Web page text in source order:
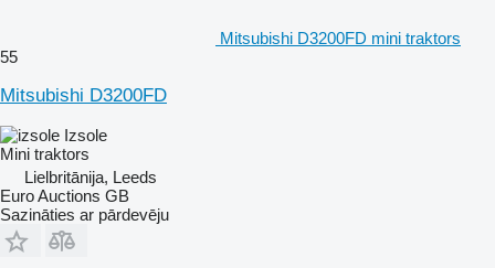
Mitsubishi D3200FD mini traktors
55
Mitsubishi D3200FD
Izsole
Mini traktors
Lielbritānija, Leeds
Euro Auctions GB
Sazināties ar pārdevēju